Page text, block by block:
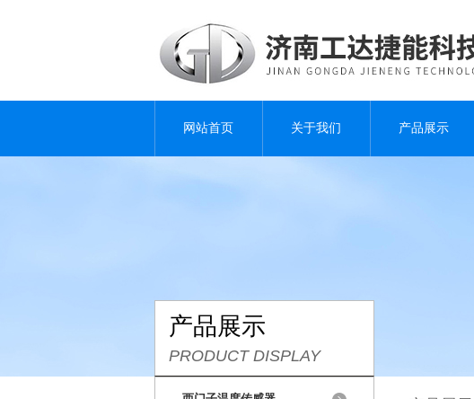
网站首页 关于我们 产品展示
产品展示
PRODUCT DISPLAY